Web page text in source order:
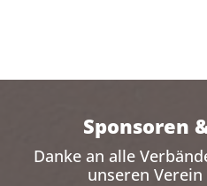
Sponsoren
Danke an alle
unseren